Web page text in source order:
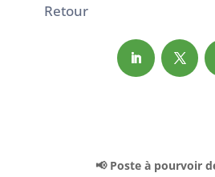
Retour
📢 Poste à pourvoir